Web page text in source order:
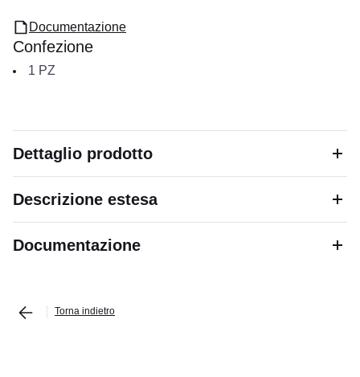
Documentazione
Confezione
1 PZ
Dettaglio prodotto
Descrizione estesa
Documentazione
Torna indietro